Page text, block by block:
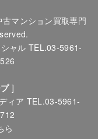
マンション買取専門
ャル TEL.03-5961-
]
ィア TEL.03-5961-
ら